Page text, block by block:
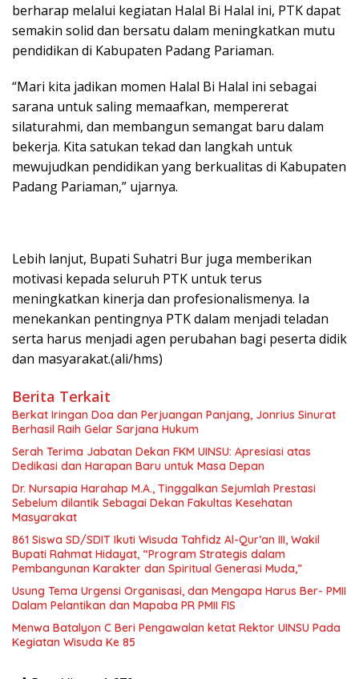
berharap melalui kegiatan Halal Bi Halal ini, PTK dapat
semakin solid dan bersatu dalam meningkatkan mutu
pendidikan di Kabupaten Padang Pariaman.
“Mari kita jadikan momen Halal Bi Halal ini sebagai
sarana untuk saling memaafkan, mempererat
silaturahmi, dan membangun semangat baru dalam
bekerja. Kita satukan tekad dan langkah untuk
mewujudkan pendidikan yang berkualitas di Kabupaten
Padang Pariaman,” ujarnya.
Lebih lanjut, Bupati Suhatri Bur juga memberikan
motivasi kepada seluruh PTK untuk terus
meningkatkan kinerja dan profesionalismenya. Ia
menekankan pentingnya PTK dalam menjadi teladan
serta harus menjadi agen perubahan bagi peserta didik
dan masyarakat.(ali/hms)
Berita Terkait
Berkat Iringan Doa dan Perjuangan Panjang, Jonrius Sinurat
Berhasil Raih Gelar Sarjana Hukum
Serah Terima Jabatan Dekan FKM UINSU: Apresiasi atas
Dedikasi dan Harapan Baru untuk Masa Depan
Dr. Nursapia Harahap M.A., Tinggalkan Sejumlah Prestasi
Sebelum dilantik Sebagai Dekan Fakultas Kesehatan
Masyarakat
861 Siswa SD/SDIT Ikuti Wisuda Tahfidz Al-Qur’an III, Wakil
Bupati Rahmat Hidayat, “Program Strategis dalam
Pembangunan Karakter dan Spiritual Generasi Muda,”
Usung Tema Urgensi Organisasi, dan Mengapa Harus Ber- PMII
Dalam Pelantikan dan Mapaba PR PMII FIS
Menwa Batalyon C Beri Pengawalan ketat Rektor UINSU Pada
Kegiatan Wisuda Ke 85